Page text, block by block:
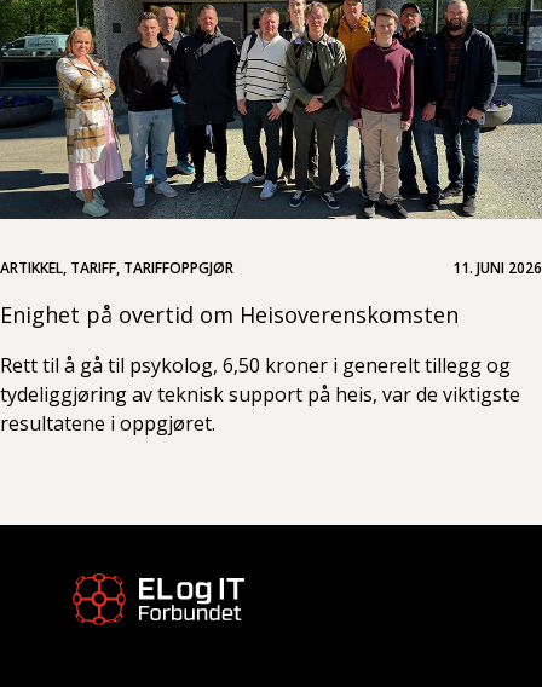
ARTIKKEL, TARIFF, TARIFFOPPGJØR 11. JUNI 2026
Enighet på overtid om Heisoverenskomsten
Rett til å gå til psykolog, 6,50 kroner i generelt tillegg og
tydeliggjøring av teknisk support på heis, var de viktigste
resultatene i oppgjøret.